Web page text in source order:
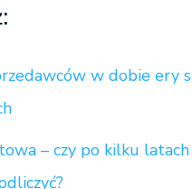
w dobie ery
– czy po kilku latach